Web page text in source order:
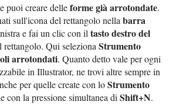
puoi creare delleforme già arrotondate.
sull'icona del rettangolo nellabarra
e fai un clic con iltasto destro del
rettangolo. Qui selezionaStrumento
arrotondati. Quanto detto vale per ogni
in Illustrator, ne trovi altre sempre in
per quelle create con loStrumento
con la pressione simultanea diShift+N.